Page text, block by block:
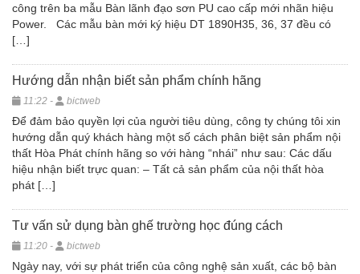
công trên ba mẫu Bàn lãnh đạo sơn PU cao cấp mới nhãn hiệu
Power. Các mẫu bàn mới ký hiệu DT 1890H35, 36, 37 đều có
[…]
Hướng dẫn nhận biết sản phẩm chính hãng
11:22 - bictweb
Để đảm bảo quyền lợi của người tiêu dùng, công ty chúng tôi xin
hướng dẫn quý khách hàng một số cách phân biệt sản phẩm nội
thất Hòa Phát chính hãng so với hàng “nhái” như sau: Các dấu
hiệu nhận biết trực quan: – Tất cả sản phẩm của nội thất hòa
phát […]
Tư vấn sử dụng bàn ghế trường học đúng cách
11:20 - bictweb
Ngày nay, với sự phát triển của công nghệ sản xuất, các bộ bàn